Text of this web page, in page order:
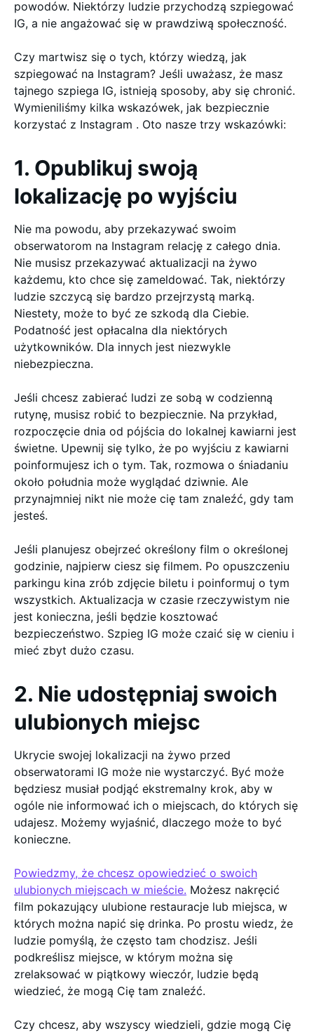
powodów. Niektórzy ludzie przychodzą szpiegować
IG, a nie angażować się w prawdziwą społeczność.
Czy martwisz się o tych, którzy wiedzą, jak
szpiegować na Instagram? Jeśli uważasz, że masz
tajnego szpiega IG, istnieją sposoby, aby się chronić.
Wymieniliśmy kilka wskazówek, jak bezpiecznie
korzystać z Instagram . Oto nasze trzy wskazówki:
1. Opublikuj swoją
lokalizację po wyjściu
Nie ma powodu, aby przekazywać swoim
obserwatorom na Instagram relację z całego dnia.
Nie musisz przekazywać aktualizacji na żywo
każdemu, kto chce się zameldować. Tak, niektórzy
ludzie szczycą się bardzo przejrzystą marką.
Niestety, może to być ze szkodą dla Ciebie.
Podatność jest opłacalna dla niektórych
użytkowników. Dla innych jest niezwykle
niebezpieczna.
Jeśli chcesz zabierać ludzi ze sobą w codzienną
rutynę, musisz robić to bezpiecznie. Na przykład,
rozpoczęcie dnia od pójścia do lokalnej kawiarni jest
świetne. Upewnij się tylko, że po wyjściu z kawiarni
poinformujesz ich o tym. Tak, rozmowa o śniadaniu
około południa może wyglądać dziwnie. Ale
przynajmniej nikt nie może cię tam znaleźć, gdy tam
jesteś.
Jeśli planujesz obejrzeć określony film o określonej
godzinie, najpierw ciesz się filmem. Po opuszczeniu
parkingu kina zrób zdjęcie biletu i poinformuj o tym
wszystkich. Aktualizacja w czasie rzeczywistym nie
jest konieczna, jeśli będzie kosztować
bezpieczeństwo. Szpieg IG może czaić się w cieniu i
mieć zbyt dużo czasu.
2. Nie udostępniaj swoich
ulubionych miejsc
Ukrycie swojej lokalizacji na żywo przed
obserwatorami IG może nie wystarczyć. Być może
będziesz musiał podjąć ekstremalny krok, aby w
ogóle nie informować ich o miejscach, do których się
udajesz. Możemy wyjaśnić, dlaczego może to być
konieczne.
Powiedzmy, że chcesz opowiedzieć o swoich
ulubionych miejscach w mieście. Możesz nakręcić
film pokazujący ulubione restauracje lub miejsca, w
których można napić się drinka. Po prostu wiedz, że
ludzie pomyślą, że często tam chodzisz. Jeśli
podkreślisz miejsce, w którym można się
zrelaksować w piątkowy wieczór, ludzie będą
wiedzieć, że mogą Cię tam znaleźć.
Czy chcesz, aby wszyscy wiedzieli, gdzie mogą Cię